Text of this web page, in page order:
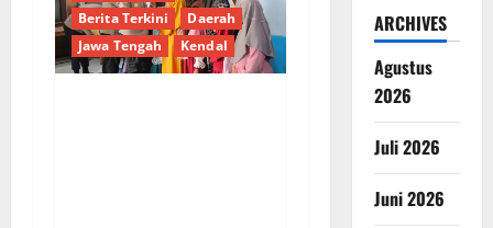
Berita Terkini
Daerah
Jawa Tengah
Kendal
ARCHIVES
Agustus
2026
Juli 2026
Juni 2026